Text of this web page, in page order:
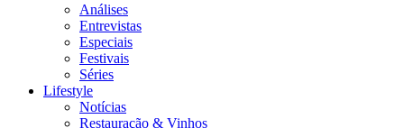
Análises
Entrevistas
Especiais
Festivais
Séries
Lifestyle
Notícias
Restauração & Vinhos